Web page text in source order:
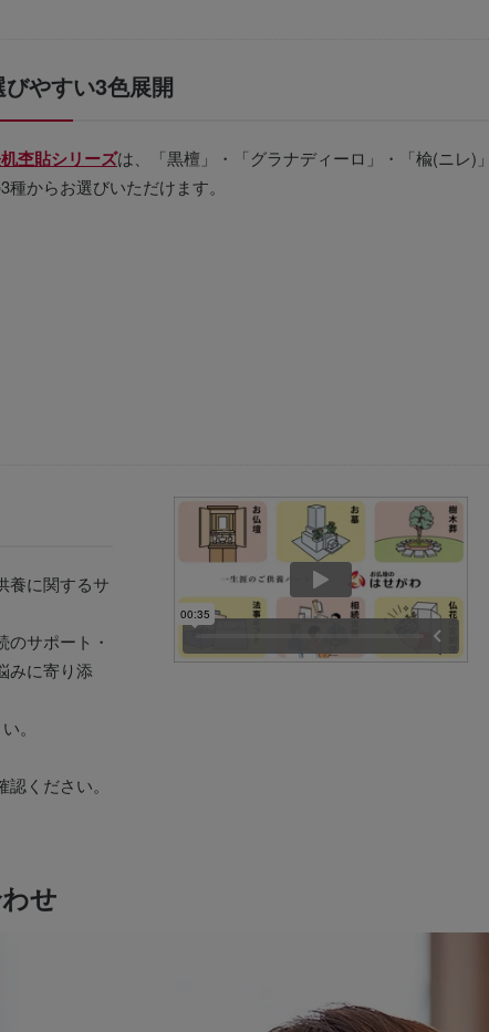
びやすい3色展開
杢貼シリーズは、「黒檀」・「グラナディーロ」・「楡(ニレ)
種からお選びいただけます。
養に関するサ
サポート・
みに寄り添
。
ください。
せ